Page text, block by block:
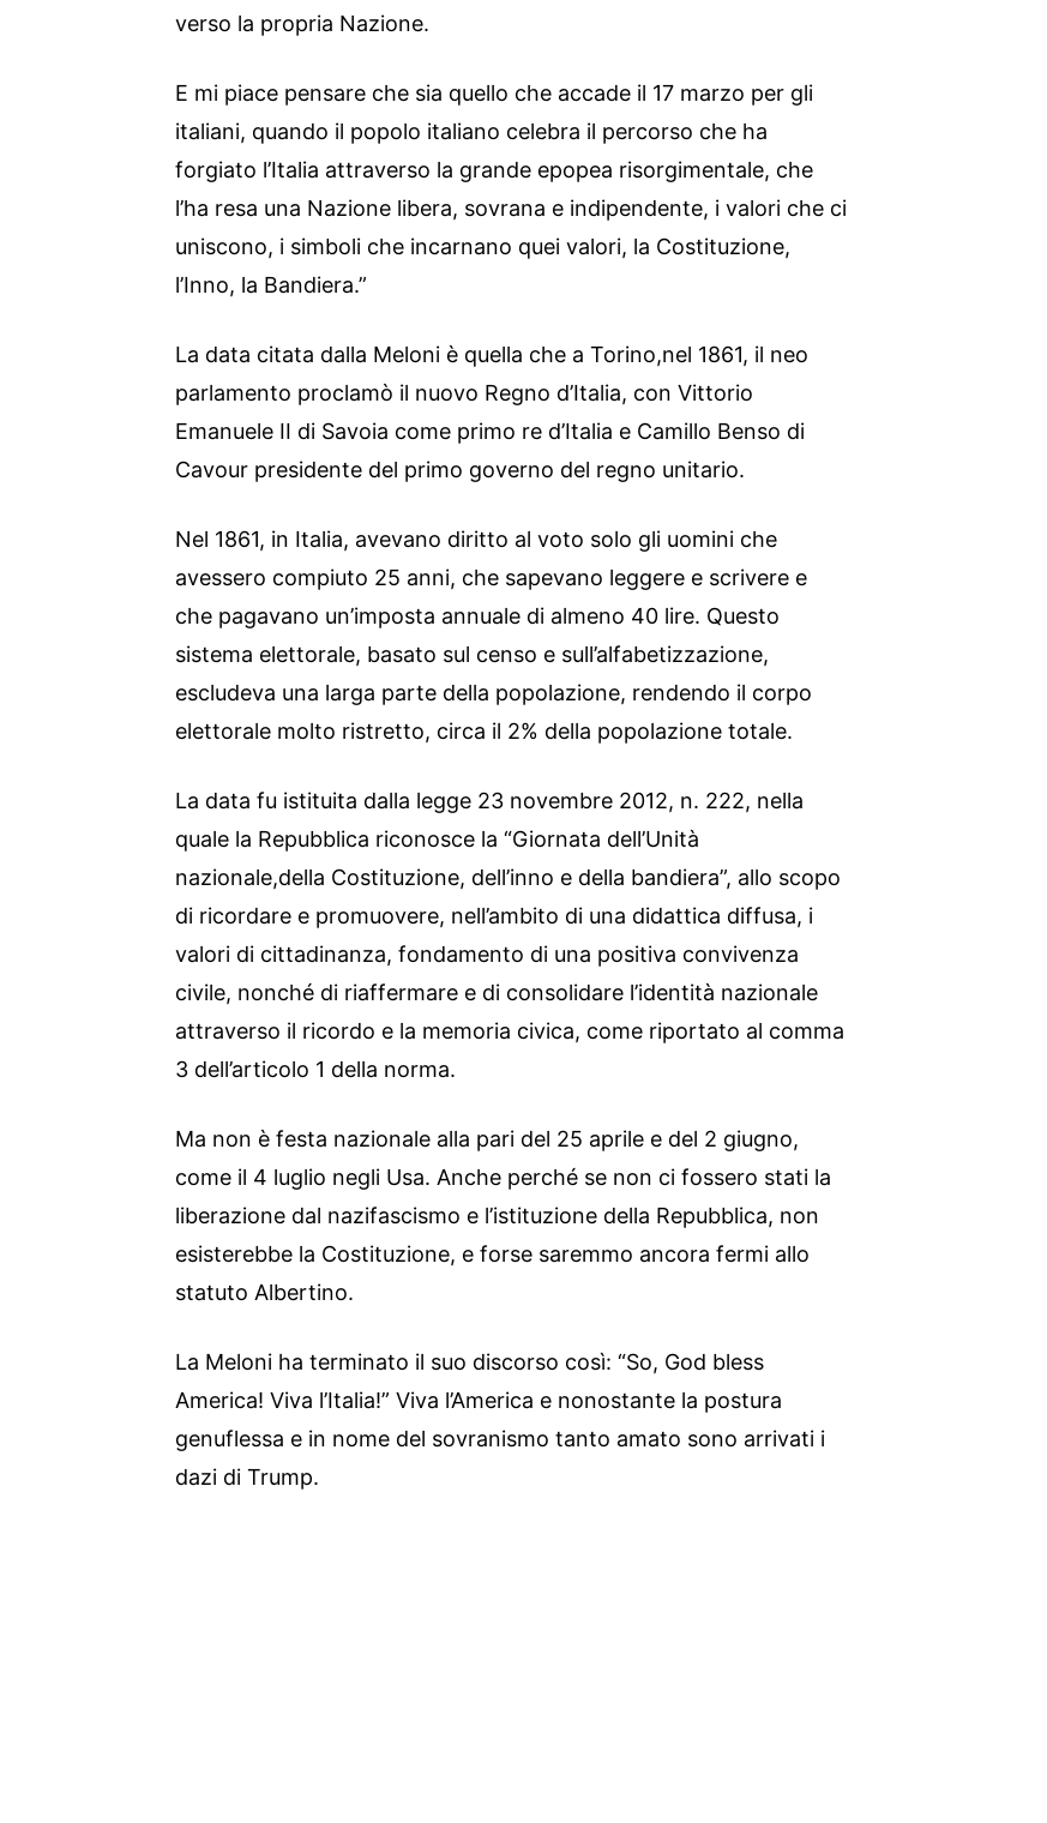
verso la propria Nazione.
E mi piace pensare che sia quello che accade il 17 marzo per gli
italiani, quando il popolo italiano celebra il percorso che ha
forgiato l’Italia attraverso la grande epopea risorgimentale, che
l’ha resa una Nazione libera, sovrana e indipendente, i valori che ci
uniscono, i simboli che incarnano quei valori, la Costituzione,
l’Inno, la Bandiera.”
La data citata dalla Meloni è quella che a Torino,nel 1861, il neo
parlamento proclamò il nuovo Regno d’Italia, con Vittorio
Emanuele II di Savoia come primo re d’Italia e Camillo Benso di
Cavour presidente del primo governo del regno unitario.
Nel 1861, in Italia, avevano diritto al voto solo gli uomini che
avessero compiuto 25 anni, che sapevano leggere e scrivere e
che pagavano un’imposta annuale di almeno 40 lire. Questo
sistema elettorale, basato sul censo e sull’alfabetizzazione,
escludeva una larga parte della popolazione, rendendo il corpo
elettorale molto ristretto, circa il 2% della popolazione totale.
La data fu istituita dalla legge 23 novembre 2012, n. 222, nella
quale la Repubblica riconosce la “Giornata dell’Unità
nazionale,della Costituzione, dell’inno e della bandiera”, allo scopo
di ricordare e promuovere, nell’ambito di una didattica diffusa, i
valori di cittadinanza, fondamento di una positiva convivenza
civile, nonché di riaffermare e di consolidare l’identità nazionale
attraverso il ricordo e la memoria civica, come riportato al comma
3 dell’articolo 1 della norma.
Ma non è festa nazionale alla pari del 25 aprile e del 2 giugno,
come il 4 luglio negli Usa. Anche perché se non ci fossero stati la
liberazione dal nazifascismo e l’istituzione della Repubblica, non
esisterebbe la Costituzione, e forse saremmo ancora fermi allo
statuto Albertino.
La Meloni ha terminato il suo discorso così: “So, God bless
America! Viva l’Italia!” Viva l’America e nonostante la postura
genuflessa e in nome del sovranismo tanto amato sono arrivati i
dazi di Trump.